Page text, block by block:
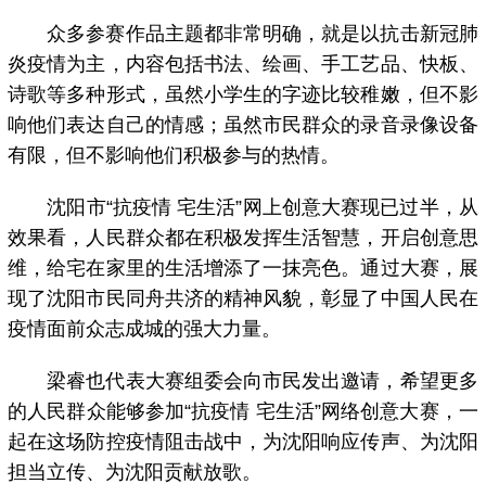
众多参赛作品主题都非常明确，就是以抗击新冠肺
炎疫情为主，内容包括书法、绘画、手工艺品、快板、
诗歌等多种形式，虽然小学生的字迹比较稚嫩，但不影
响他们表达自己的情感；虽然市民群众的录音录像设备
有限，但不影响他们积极参与的热情。
沈阳市“抗疫情 宅生活”网上创意大赛现已过半，从
效果看，人民群众都在积极发挥生活智慧，开启创意思
维，给宅在家里的生活增添了一抹亮色。通过大赛，展
现了沈阳市民同舟共济的精神风貌，彰显了中国人民在
疫情面前众志成城的强大力量。
梁睿也代表大赛组委会向市民发出邀请，希望更多
的人民群众能够参加“抗疫情 宅生活”网络创意大赛，一
起在这场防控疫情阻击战中，为沈阳响应传声、为沈阳
担当立传、为沈阳贡献放歌。